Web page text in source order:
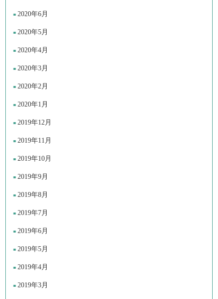
2020年6月
2020年5月
2020年4月
2020年3月
2020年2月
2020年1月
2019年12月
2019年11月
2019年10月
2019年9月
2019年8月
2019年7月
2019年6月
2019年5月
2019年4月
2019年3月